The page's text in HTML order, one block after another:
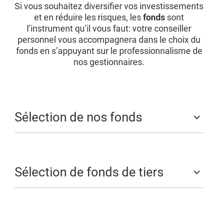
Si vous souhaitez diversifier vos investissements
et en réduire les risques, lesfonds sont
l’instrument qu’il vous faut: votre conseiller
personnel vous accompagnera dans le choix du
fonds en s’appuyant sur le professionnalisme de
nos gestionnaires.
Sélection de nos fonds
Sélection de fonds de tiers